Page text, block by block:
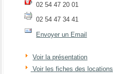
02 54 47 20 01
02 54 47 34 41
Envoyer un Email
Voir la présentation
Voir les fiches des locations